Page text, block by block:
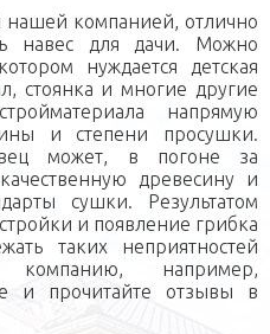
компанией, отлично
навес для дачи. Можно
нуждается детская
стоянка и многие другие
напрямую
и степени просушки.
может, в погоне за
древесину и
сушки. Результатом
и появление грибка
таких неприятностей
компанию, например,
и прочитайте отзывы в